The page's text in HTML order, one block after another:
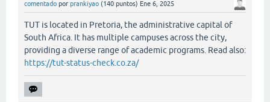
comentado por prankiyao (140 puntos) Ene 6, 2025
TUT is located in Pretoria, the administrative capital of
South Africa. It has multiple campuses across the city,
providing a diverse range of academic programs. Read also:
https://tut-status-check.co.za/